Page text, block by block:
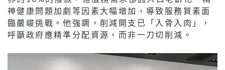
神健康問題加劇等因素大幅增加，導致服務質素面
臨嚴峻挑戰。他強調，削減開支已「入骨入肉」，
呼籲政府應精準分配資源，而非一刀切削減。